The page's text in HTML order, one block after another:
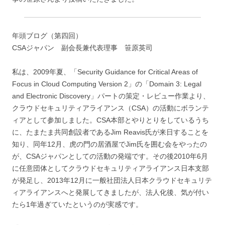
年頭ブログ（第四回）
CSAジャパン 副会長兼代表理事 笹原英司
私は、2009年夏、「Security Guidance for Critical Areas of
Focus in Cloud Computing Version 2」の「Domain 3: Legal
and Electronic Discovery」パートの策定・レビュー作業より、
クラウドセキュリティアライアンス（CSA）の活動にボランテ
ィアとして参加しました。CSA本部とやりとりをしているうち
に、たまたま共同創設者であるJim Reavis氏が来日することを
知り、同年12月、虎の門の居酒屋でJim氏を囲む会をやったの
が、CSAジャパンとしての活動の発端です。その後2010年6月
に任意団体としてクラウドセキュリティアライアンス日本支部
が発足し、2013年12月に一般社団法人日本クラウドセキュリテ
ィアライアンスへと発展してきましたが、法人化後、気が付い
たら1年過ぎていたというのが実感です。